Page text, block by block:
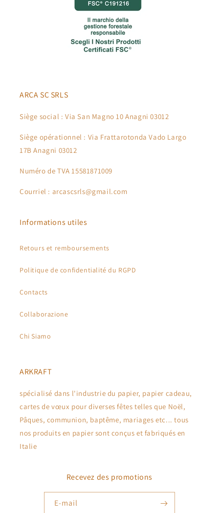
ARCA SC SRLS
Siège social : Via San Magno 10 Anagni 03012
Siège opérationnel : Via Frattarotonda Vado Largo
17B Anagni 03012
Numéro de TVA 15581871009
Courriel : arcascsrls@gmail.com
Informations utiles
Retours et remboursements
Politique de confidentialité du RGPD
Contacts
Collaborazione
Chi Siamo
ARKRAFT
spécialisé dans l'industrie du papier, papier cadeau,
cartes de vœux pour diverses fêtes telles que Noël,
Pâques, communion, baptême, mariages etc... tous
nos produits en papier sont conçus et fabriqués en
Italie
Recevez des promotions
E-mail